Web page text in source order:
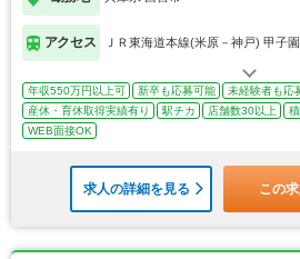
アクセス ＪＲ東海道本線(米原－神戸) 甲子
年収550万円以上可 新卒も応募可能 未経験者も応
産休・育休取得実績有り
駅チカ 店舗数30以上
WEB面接OK
求人の詳細を見る この